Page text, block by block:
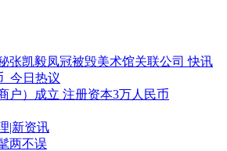
张凯毅凤冠被毁美术馆关联公司 快讯
_今日热议
户）成立 注册资本3万人民币
|新资讯
两不误